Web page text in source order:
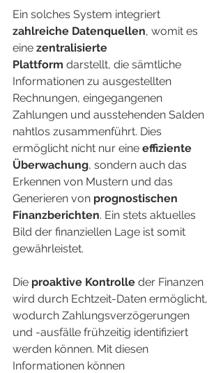
Ein solches System integriert
zahlreiche Datenquellen, womit es
eine zentralisierte
Plattform darstellt, die sämtliche
Informationen zu ausgestellten
Rechnungen, eingegangenen
Zahlungen und ausstehenden Salden
nahtlos zusammenführt. Dies
ermöglicht nicht nur eine effiziente
Überwachung, sondern auch das
Erkennen von Mustern und das
Generieren von prognostischen
Finanzberichten. Ein stets aktuelles
Bild der finanziellen Lage ist somit
gewährleistet.
Die proaktive Kontrolle der Finanzen
wird durch Echtzeit-Daten ermöglicht,
wodurch Zahlungsverzögerungen
und -ausfälle frühzeitig identifiziert
werden können. Mit diesen
Informationen können